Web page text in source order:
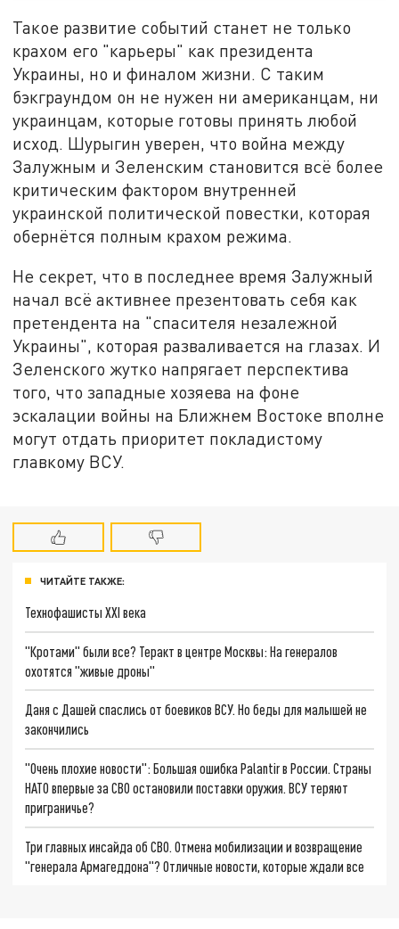
Такое развитие событий станет не только
крахом его "карьеры" как президента
Украины, но и финалом жизни. С таким
бэкграундом он не нужен ни американцам, ни
украинцам, которые готовы принять любой
исход. Шурыгин уверен, что война между
Залужным и Зеленским становится всё более
критическим фактором внутренней
украинской политической повестки, которая
обернётся полным крахом режима.
Не секрет, что в последнее время Залужный
начал всё активнее презентовать себя как
претендента на "спасителя незалежной
Украины", которая разваливается на глазах. И
Зеленского жутко напрягает перспектива
того, что западные хозяева на фоне
эскалации войны на Ближнем Востоке вполне
могут отдать приоритет покладистому
главкому ВСУ.
ЧИТАЙТЕ ТАКЖЕ:
Технофашисты XXI века
"Кротами" были все? Теракт в центре Москвы: На генералов
охотятся "живые дроны"
Даня с Дашей спаслись от боевиков ВСУ. Но беды для малышей не
закончились
"Очень плохие новости": Большая ошибка Palantir в России. Страны
НАТО впервые за СВО остановили поставки оружия. ВСУ теряют
приграничье?
Три главных инсайда об СВО. Отмена мобилизации и возвращение
"генерала Армагеддона"? Отличные новости, которые ждали все